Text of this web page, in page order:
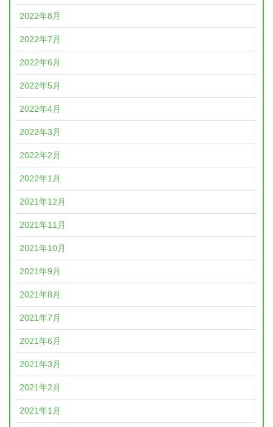
2022年8月
2022年7月
2022年6月
2022年5月
2022年4月
2022年3月
2022年2月
2022年1月
2021年12月
2021年11月
2021年10月
2021年9月
2021年8月
2021年7月
2021年6月
2021年3月
2021年2月
2021年1月